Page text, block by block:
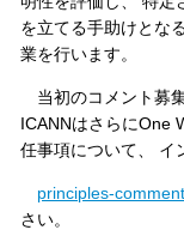
を立てる手助けとな
業を行います。
当初のコメント募
ICANNはさらにOne
任事項について、 イ
principles-
さい。